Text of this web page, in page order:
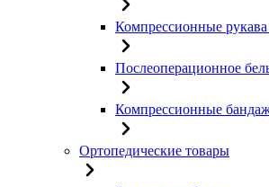
Компрессионные
Послеоперационное
Компрессионные
Ортопедические товары